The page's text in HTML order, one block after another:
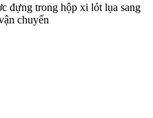
đựng trong hộp xi lót lụa sang
chuyển